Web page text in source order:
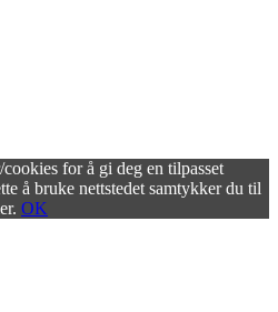
for å gi deg en tilpasset
å bruke nettstedet samtykker du til
OK